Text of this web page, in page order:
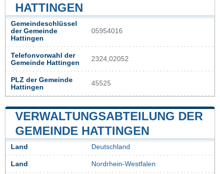
HATTINGEN
Gemeindeschlüssel
der Gemeinde
Hattingen
05954016
Telefonvorwahl der
Gemeinde Hattingen
2324,02052
PLZ der Gemeinde
Hattingen
45525
VERWALTUNGSABTEILUNG DER
GEMEINDE HATTINGEN
Land Deutschland
Land Nordrhein-Westfalen